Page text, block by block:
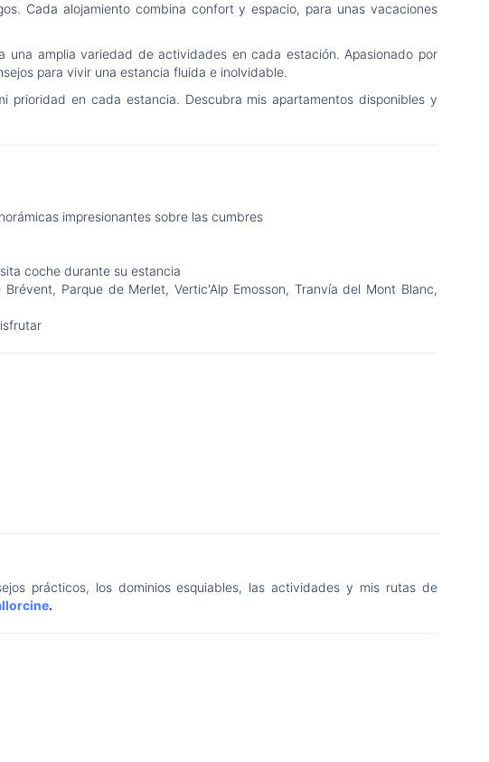
Cada alojamiento combina confort y espacio, para unas vacaciones
amplia variedad de actividades en cada estación. Apasionado por
para vivir una estancia fluida e inolvidable.
prioridad en cada estancia. Descubra mis apartamentos disponibles y
impresionantes sobre las cumbres
coche durante su estancia
Parque de Merlet, Vertic'Alp Emosson, Tranvía del Mont Blanc,
prácticos, los dominios esquiables, las actividades y mis rutas de
.